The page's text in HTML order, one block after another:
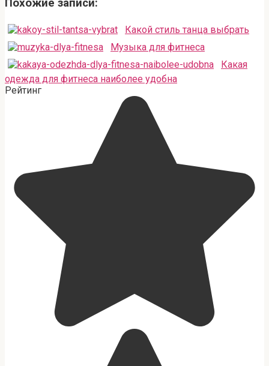
Похожие записи:
Какой стиль танца выбрать
Музыка для фитнеса
Какая
одежда для фитнеса наиболее удобна
Рейтинг